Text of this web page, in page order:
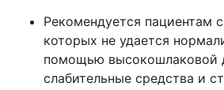
Рекомендуется пациентам
которых не удается
помощью высокошлаковой
слабительные средства и